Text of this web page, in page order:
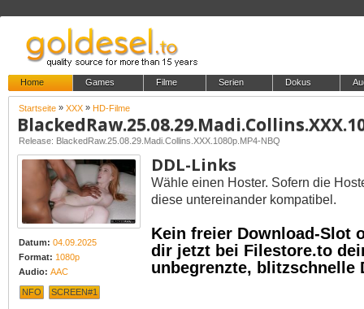
Home Games Filme Serien Dokus
Startseite » XXX » HD-Filme
Release: BlackedRaw.25.08.29.Madi.Collins.XXX.1080p.MP4-NBQ
Datum: 04.09.2025
Format: 1080p
Audio: AAC
NFO SCREEN#1
DDL-Links
Wähle einen Hoster. Sofern die
diese untereinander kompatibel.
Kein freier Download-Slot
dir jetzt bei Filestore.to
unbegrenzte, blitzschnelle